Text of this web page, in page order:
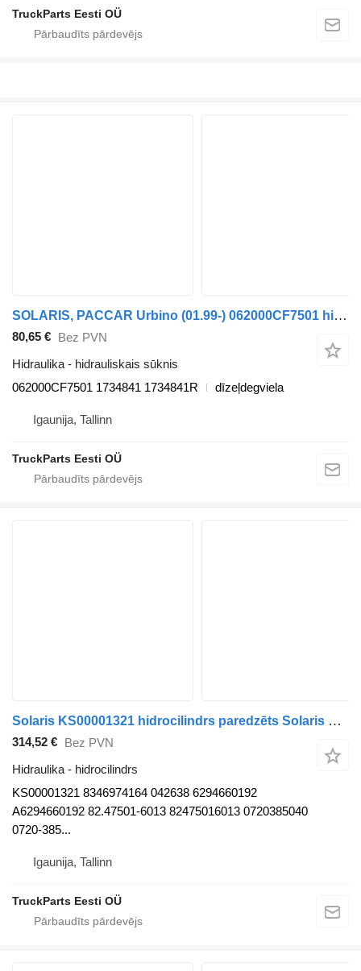
TruckParts Eesti OÜ
SOLARIS, PACCAR Urbino (01.99-) 062000CF7501 hidrauliskais sūknis paredzēts Solaris Urbino, Alpino, Vacanza (1999-) autobusa
80,65 € Bez PVN
Hidraulika - hidrauliskais sūknis
062000CF7501 1734841 1734841R
dīzeļdegviela
Igaunija, Tallinn
TruckParts Eesti OÜ
Solaris KS00001321 hidrocilindrs paredzēts Solaris Urbino, Alpino, Vacanza (1999-) autobusa
314,52 € Bez PVN
Hidraulika - hidrocilindrs
KS00001321 8346974164 042638 6294660192
A6294660192 82.47501-6013 82475016013 0720385040
0720-385...
Igaunija, Tallinn
TruckParts Eesti OÜ